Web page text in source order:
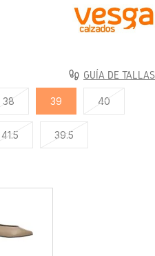
GUÍA DE TALLAS
38 39 40
41.5 39.5